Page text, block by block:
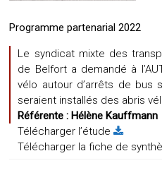
Programme partenarial 2022
Le syndicat mixte des
de Belfort a demandé à
vélo autour d’arrêts de bus
seraient installés des abris
Référente :Hélène Kauffmann
Télécharger l’étude
Télécharger la fiche de